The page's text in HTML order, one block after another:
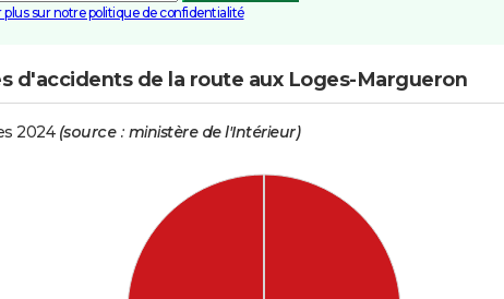
plus sur notre politique de confidentialité
d'accidents de la route aux Loges-Margueron
2024 (source : ministère de l'Intérieur)